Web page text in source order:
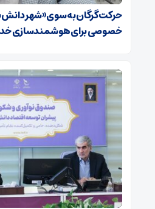
حرکت گرگان به سوی «شهر
خصوصی برای هوشمندسازی